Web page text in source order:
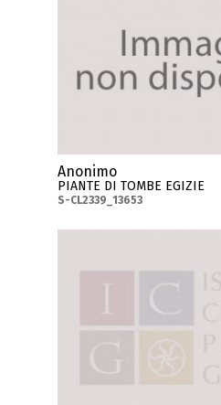
Anonimo
PIANTE DI TOMBE EGIZIE
S-CL2339_13653